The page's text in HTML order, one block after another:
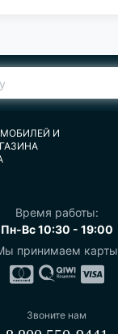
И
Время работы:
Пн-Вс 10:30 - 19:00
принимаем карты
Звоните нам